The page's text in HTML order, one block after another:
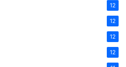
12
12
12
12